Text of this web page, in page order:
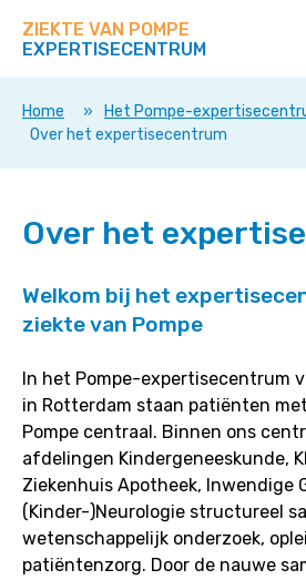
direct
op
deze
ZIEKTE VAN POMPE
EXPERTISECENTRUM
Home » Het Pompe-
Over het expertisecentrum
Over het
Welkom bij het
ziekte van Pompe
In het Pompe-expertisecentrum
in Rotterdam staan patiënten
Pompe centraal. Binnen ons
afdelingen Kindergeneeskunde,
Ziekenhuis Apotheek, Inwendige
(Kinder-)Neurologie structureel
wetenschappelijk onderzoek,
patiëntenzorg. Door de nauwe